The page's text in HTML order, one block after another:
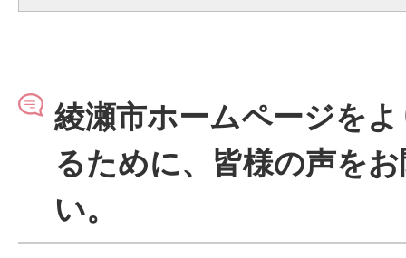
綾瀬市ホームページを
るために、皆様の声を
い。